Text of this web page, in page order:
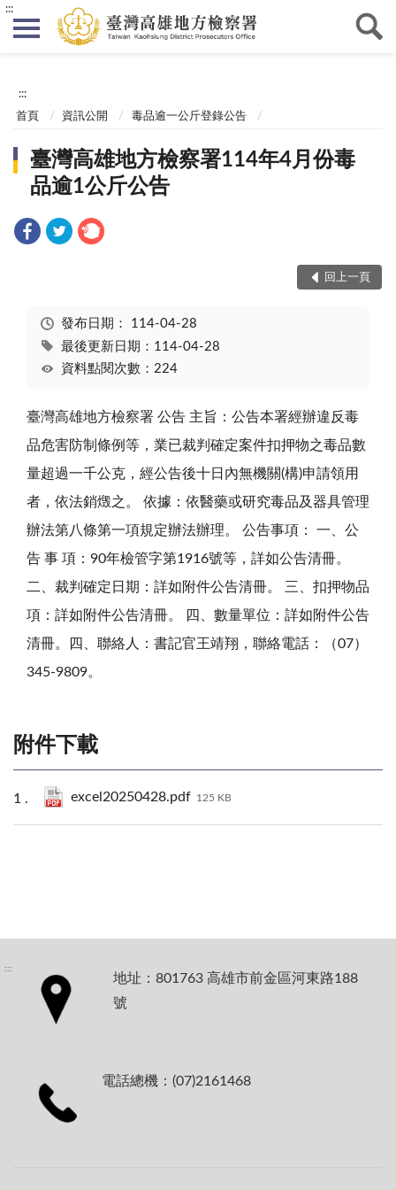
:::
:::
首頁 資訊公開 毒品逾一公斤登錄公告
臺灣高雄地方檢察署114年4月份毒
品逾1公斤公告
回上一頁
發布日期： 114-04-28
最後更新日期：114-04-28
資料點閱次數：224
臺灣高雄地方檢察署 公告 主旨：公告本署經辦違反毒
品危害防制條例等，業已裁判確定案件扣押物之毒品數
量超過一千公克，經公告後十日內無機關(構)申請領用
者，依法銷燬之。 依據：依醫藥或研究毒品及器具管理
辦法第八條第一項規定辦法辦理。 公告事項： 一、公
告 事 項：90年檢管字第1916號等，詳如公告清冊。
二、裁判確定日期：詳如附件公告清冊。 三、扣押物品
項：詳如附件公告清冊。 四、數量單位：詳如附件公告
清冊。四、聯絡人：書記官王靖翔，聯絡電話：（07）
345-9809。
附件下載
excel20250428.pdf 125 KB
:::
地址：801763 高雄市前金區河東路188
號
電話總機：(07)2161468